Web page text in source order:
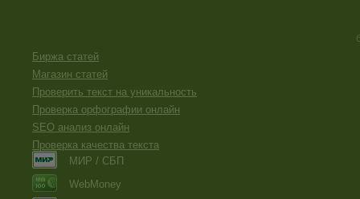
Биржа статей
Магазин статей
Проверить текст на уникальность
Проверка орфографии онлайн
SEO анализ онлайн
Проверка качества текста
МИР / СБП
WebMoney